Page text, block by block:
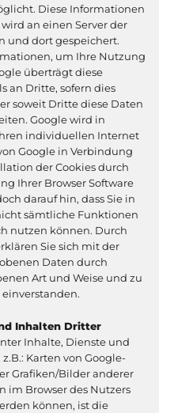
Diese Informationen
an einen Server der
und dort gespeichert.
um Ihre Nutzung
überträgt diese
an Dritte, sofern dies
soweit Dritte diese Daten
Google wird in
individuellen Internet
Google in Verbindung
der Cookies durch
Ihrer Browser Software
darauf hin, dass Sie in
sämtliche Funktionen
nutzen können. Durch
Sie sich mit der
Daten durch
Art und Weise und zu
Inhalten Dritter
Inhalte, Dienste und
Karten von Google-
Grafiken/Bilder anderer
im Browser des Nutzers
können, ist die